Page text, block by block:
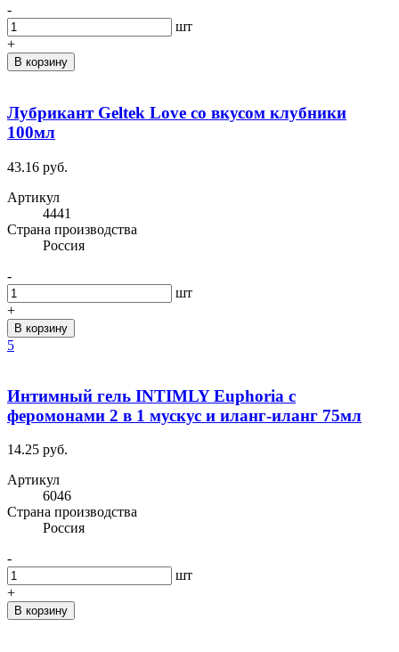
-
шт
+
В корзину
Лубрикант Geltek Love со вкусом клубники
100мл
43.16 руб.
Артикул
4441
Cтрана производства
Россия
-
шт
+
В корзину
5
Интимный гель INTIMLY Euphoria с
феромонами 2 в 1 мускус и иланг-иланг 75мл
14.25 руб.
Артикул
6046
Cтрана производства
Россия
-
шт
+
В корзину